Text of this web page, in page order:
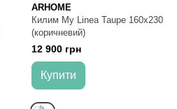
ARHOME
Килим My Linea Taupe 160x230
(коричневий)
12 900 грн
Купити